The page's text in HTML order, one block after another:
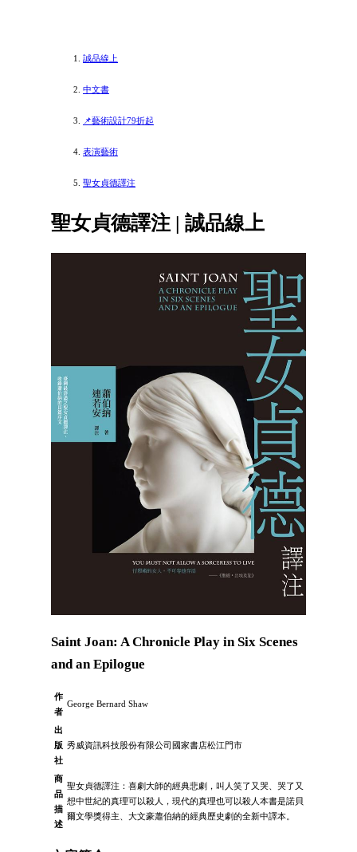
誠品線上
中文書
📌藝術設計79折起
表演藝術
聖女貞德譯注
聖女貞德譯注 | 誠品線上
Saint Joan: A Chronicle Play in Six Scenes
and an Epilogue
作
者
George Bernard Shaw
出
版
社
秀威資訊科技股份有限公司國家書店松江門市
商
品
描
述
聖女貞德譯注：喜劇大師的經典悲劇，叫人笑了又哭、哭了又
想中世紀的真理可以殺人，現代的真理也可以殺人本書是諾貝
爾文學獎得主、大文豪蕭伯納的經典歷史劇的全新中譯本。